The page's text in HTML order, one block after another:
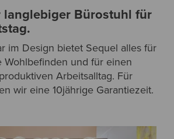
langlebiger Bürostuhl für
im Design bietet Sequel alles für
Wohlbefinden und für einen
Arbeitsalltag. Für
wir eine 10jährige Garantiezeit.